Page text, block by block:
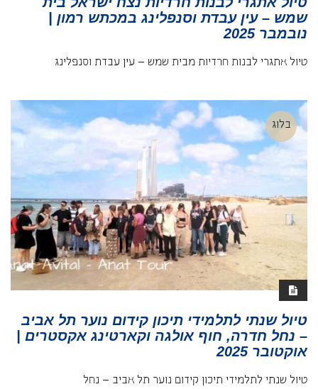
שמש – עין עבדת וסנפלינג במכתש רמון |
נובמבר 2025
טיול אתגרי לבנות חרדיות מבית שמש – עין עבדת וסנפלינג
בלוג
טיול שנתי לתלמידי תיכון קידום נוער תל אביב
– נחל חדרה, חוף אולגה וקארטינג אקסטרים |
אוקטובר 2025
טיול שנתי לתלמידי תיכון קידום נוער תל אביב – נחל